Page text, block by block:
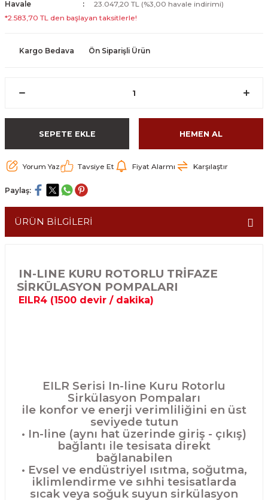
Havale
23.047,20 TL (%3,00 havale indirimi)
*2.583,70 TL den başlayan taksitlerle!
Kargo Bedava Ön Siparişli Ürün
SEPETE EKLE HEMEN AL
Yorum Yaz Tavsiye Et Fiyat Alarmı Karşılaştır
Paylaş:
ÜRÜN BİLGİLERİ
IN-LINE KURU ROTORLU TRİFAZE
SİRKÜLASYON POMPALARI
EILR4 (1500 devir / dakika)
EILR Serisi In-line Kuru Rotorlu
Sirkülasyon Pompaları
ile konfor ve enerji verimliliğini en üst
seviyede tutun
• In-line (aynı hat üzerinde giriş - çıkış)
bağlantı ile tesisata direkt
bağlanabilen
• Evsel ve endüstriyel ısıtma, soğutma,
iklimlendirme ve sıhhi tesisatlarda
sıcak veya soğuk suyun sirkülasyon